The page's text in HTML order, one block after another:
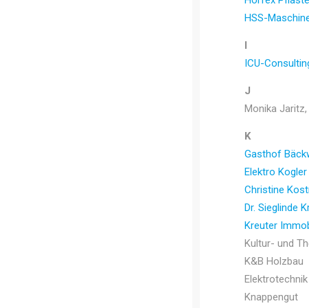
HSS-
I
ICU-
J
Monika
K
Gasthof
Elektro Kogler
Christine
Dr. Sieglinde
Kreuter
Kultur- und
K&B Holzbau
Knappengut